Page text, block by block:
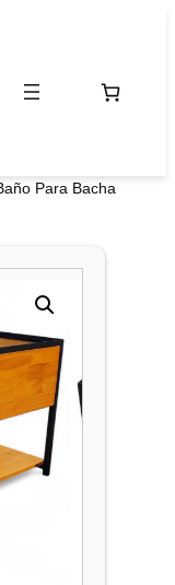
Para Bacha